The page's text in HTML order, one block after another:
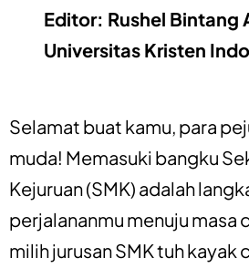
Editor: Rushel Bintang
Universitas Kristen
Selamat buat kamu, para
muda! Memasuki bangku
Kejuruan (SMK) adalah
perjalananmu menuju masa
milih jurusan SMK tuh kayak